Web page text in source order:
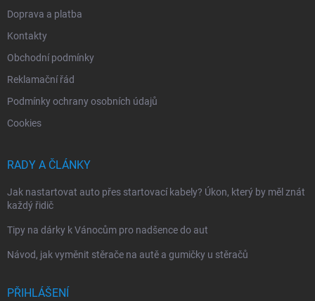
Doprava a platba
Kontakty
Obchodní podmínky
Reklamační řád
Podmínky ochrany osobních údajů
Cookies
RADY A ČLÁNKY
Jak nastartovat auto přes startovací kabely? Úkon, který by měl znát
každý řidič
Tipy na dárky k Vánocům pro nadšence do aut
Návod, jak vyměnit stěrače na autě a gumičky u stěračů
PŘIHLÁŠENÍ